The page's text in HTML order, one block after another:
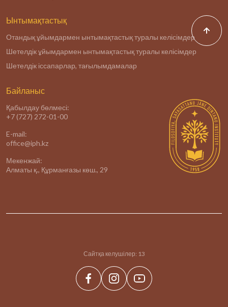
Ынтымақтастық
Отандық ұйымдармен ынтымақтастық туралы келісімдер
Шетелдік ұйымдармен ынтымақтастық туралы келісімдер
Шетелдік іссапарлар, тағылымдамалар
Байланыс
Қабылдау бөлмесі:
+7 (727) 272-01-00
E-mail:
office@iph.kz
Мекенжай:
Алматы қ., Құрманғазы көш., 29
Сайтқа келушілер: 13